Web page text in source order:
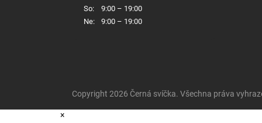
So:
9:00 – 19:00
Ne:
9:00 – 19:00
Copyright 2026 Černá svíčka. Všechna práva
×